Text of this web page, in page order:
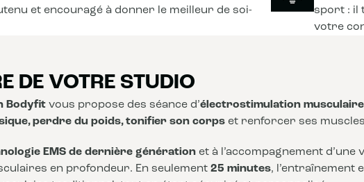
et encouragé à donner le meilleur de soi-
sport : il
votre
DE VOTRE STUDIO
Bodyfit vous propose des séance d’électrostimulation musculaire
perdre du poids, tonifier son corps et renforcer ses
EMS de dernière génération et à l’accompagnement
en profondeur. En seulement 25 minutes, l’entraînement